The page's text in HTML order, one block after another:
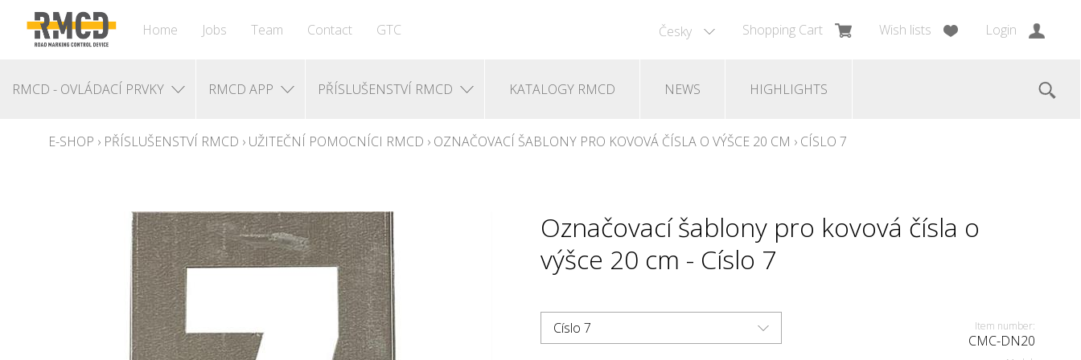
Česky Shopping Cart Wish lists Login
Home Jobs Team Contact GTC
RMCD - OVLÁDACÍ PRVKY RMCD APP PŘÍSLUŠENSTVÍ RMCD KATALOGY RMCD NEWS HIGHLIGHTS
E-SHOP › PŘÍSLUŠENSTVÍ RMCD › UŽITEČNÍ POMOCNÍCI RMCD › OZNAČOVACÍ ŠABLONY PRO KOVOVÁ ČÍSLA O VÝŠCE 20 CM › CÍSLO 7
Označovací šablony pro kovová čísla o
výšce 20 cm - Císlo 7
Císlo 7 Item number:
CMC-DN20